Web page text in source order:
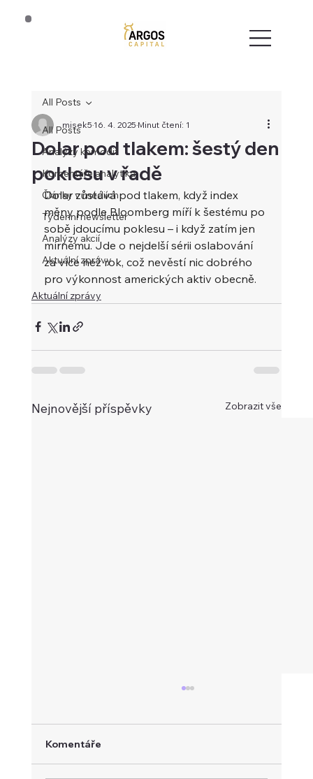
All Posts
Analýzy komodit
Komentáře analytika
Články v médiích
Týdenní newsletter
Analýzy akcií
Aktuální zprávy
All Posts
Dolar pod tlakem: šestý den
poklesu v řadě
misek516. 4. 2025Minut čtení: 1
Dolar zůstává pod tlakem, když index
měny podle Bloomberg míří k šestému po
sobě jdoucímu poklesu – i když zatím jen
mírnému. Jde o nejdelší sérii oslabování
za více než rok, což nevěstí nic dobrého
pro výkonnost amerických aktiv obecně.
Aktuální zprávy
Nejnovější příspěvky Zobrazit vše
Komentáře